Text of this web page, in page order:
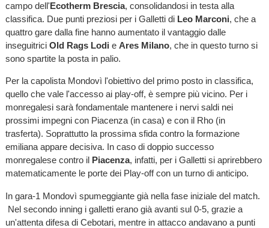
campo dell'Ecotherm Brescia, consolidandosi in testa alla
classifica. Due punti preziosi per i Galletti di Leo Marconi, che a
quattro gare dalla fine hanno aumentato il vantaggio dalle
inseguitrici Old Rags Lodi e Ares Milano, che in questo turno si
sono spartite la posta in palio.
Per la capolista Mondovì l'obiettivo del primo posto in classifica,
quello che vale l'accesso ai play-off, è sempre più vicino. Per i
monregalesi sarà fondamentale mantenere i nervi saldi nei
prossimi impegni con Piacenza (in casa) e con il Rho (in
trasferta). Soprattutto la prossima sfida contro la formazione
emiliana appare decisiva. In caso di doppio successo
monregalese contro il Piacenza, infatti, per i Galletti si aprirebbero
matematicamente le porte dei Play-off con un turno di anticipo.
In gara-1 Mondovì spumeggiante già nella fase iniziale del match.
Nel secondo inning i galletti erano già avanti sul 0-5, grazie a
un'attenta difesa di Cebotari, mentre in attacco andavano a punti